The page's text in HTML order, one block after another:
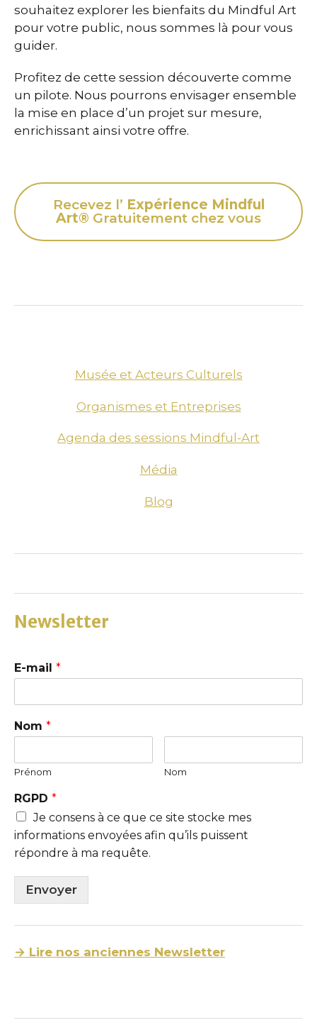
souhaitez explorer les bienfaits du Mindful Art
pour votre public, nous sommes là pour vous
guider.
Profitez de cette session découverte comme
un pilote. Nous pourrons envisager ensemble
la mise en place d’un projet sur mesure,
enrichissant ainsi votre offre.
Recevez l’ Expérience Mindful
Art® Gratuitement chez vous
Musée et Acteurs Culturels
Organismes et Entreprises
Agenda des sessions Mindful-Art
Média
Blog
Newsletter
E-mail *
Nom *
Prénom Nom
RGPD *
Je consens à ce que ce site stocke mes
informations envoyées afin qu’ils puissent
répondre à ma requête.
Envoyer
→ Lire nos anciennes Newsletter